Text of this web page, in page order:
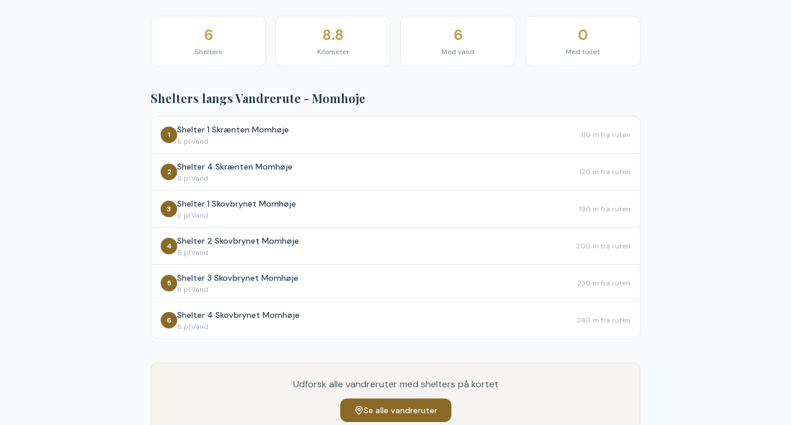
6
Shelters
8.8
Kilometer
6
Med vand
0
Med toilet
Shelters langsVandrerute - Momhøje
1 Shelter 1 Skrænten Momhøje
6 pl.Vand
110 m fra ruten
2 Shelter 4 Skrænten Momhøje
6 pl.Vand
120 m fra ruten
3 Shelter 1 Skovbrynet Momhøje
6 pl.Vand
190 m fra ruten
4 Shelter 2 Skovbrynet Momhøje
6 pl.Vand
200 m fra ruten
5 Shelter 3 Skovbrynet Momhøje
6 pl.Vand
230 m fra ruten
6 Shelter 4 Skovbrynet Momhøje
6 pl.Vand
240 m fra ruten
Udforsk alle vandreruter med shelters på kortet
Se alle vandreruter